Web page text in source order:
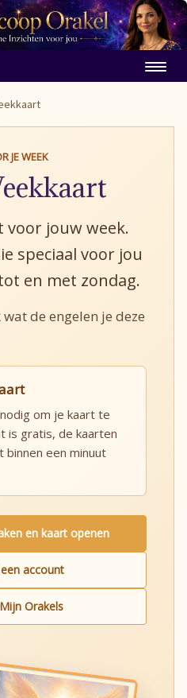
JE WEEK
voor jouw week.
speciaal voor jou
en met zondag.
de engelen je deze
om je kaart te
is gratis, de kaarten
binnen een minuut
en kaart openen
account
Orakels